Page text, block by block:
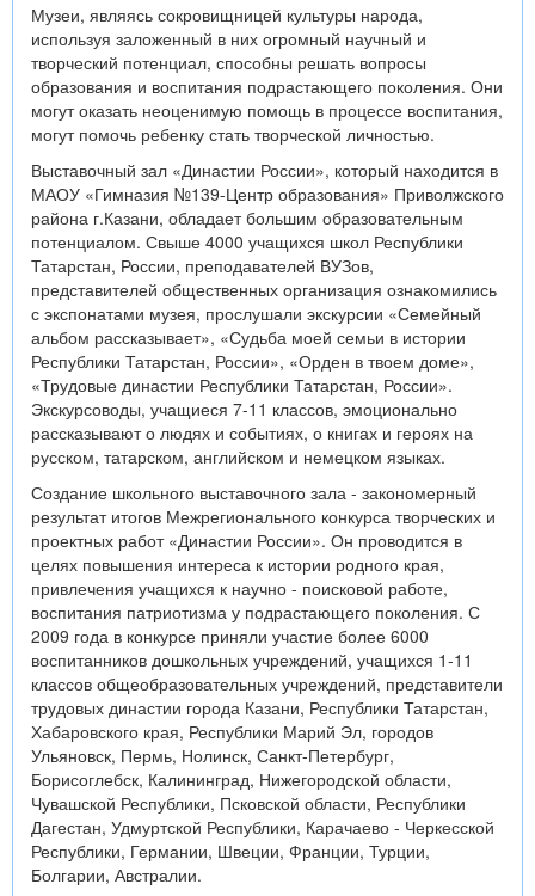
Музеи, являясь сокровищницей культуры народа,
используя заложенный в них огромный научный и
творческий потенциал, способны решать вопросы
образования и воспитания подрастающего поколения. Они
могут оказать неоценимую помощь в процессе воспитания,
могут помочь ребенку стать творческой личностью.
Выставочный зал «Династии России», который находится в
МАОУ «Гимназия №139-Центр образования» Приволжского
района г.Казани, обладает большим образовательным
потенциалом. Свыше 4000 учащихся школ Республики
Татарстан, России, преподавателей ВУЗов,
представителей общественных организация ознакомились
с экспонатами музея, прослушали экскурсии «Семейный
альбом рассказывает», «Судьба моей семьи в истории
Республики Татарстан, России», «Орден в твоем доме»,
«Трудовые династии Республики Татарстан, России».
Экскурсоводы, учащиеся 7-11 классов, эмоционально
рассказывают о людях и событиях, о книгах и героях на
русском, татарском, английском и немецком языках.
Создание школьного выставочного зала - закономерный
результат итогов Межрегионального конкурса творческих и
проектных работ «Династии России». Он проводится в
целях повышения интереса к истории родного края,
привлечения учащихся к научно - поисковой работе,
воспитания патриотизма у подрастающего поколения. С
2009 года в конкурсе приняли участие более 6000
воспитанников дошкольных учреждений, учащихся 1-11
классов общеобразовательных учреждений, представители
трудовых династии города Казани, Республики Татарстан,
Хабаровского края, Республики Марий Эл, городов
Ульяновск, Пермь, Нолинск, Санкт-Петербург,
Борисоглебск, Калининград, Нижегородской области,
Чувашской Республики, Псковской области, Республики
Дагестан, Удмуртской Республики, Карачаево - Черкесской
Республики, Германии, Швеции, Франции, Турции,
Болгарии, Австралии.